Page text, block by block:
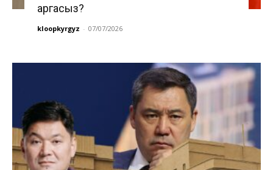
аргасыз?
kloopkyrgyz - 07/07/2026